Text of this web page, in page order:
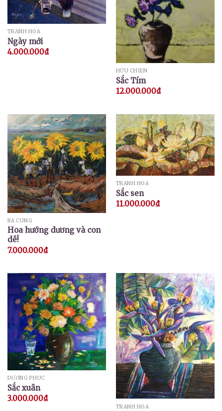
TRANH HOA
Ngày mới
4.000.000₫
HỮU CHIẾN
Sắc Tím
12.000.000₫
BÁ CUNG
Hoa hướng dương và con
dê!
7.000.000₫
TRANH HOA
Sắc sen
11.000.000₫
DƯƠNG PHÚC
Sắc xuân
3.000.000₫
TRANH HOA